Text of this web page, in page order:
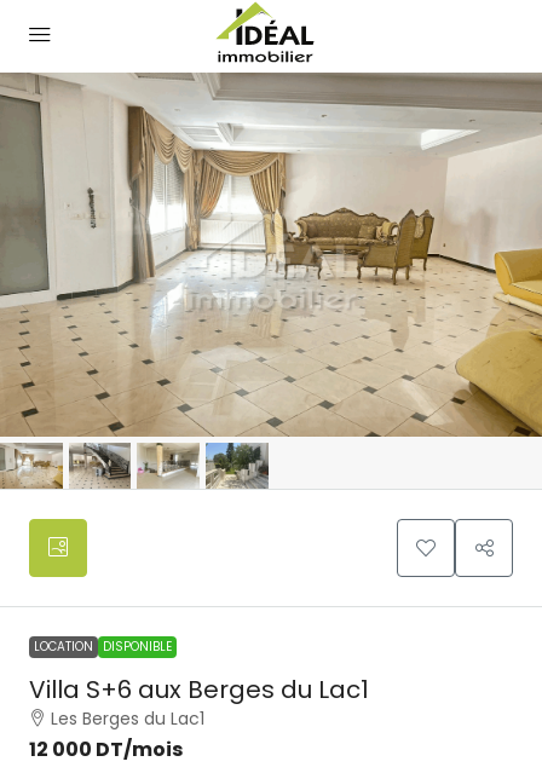
LOCATION DISPONIBLE
Villa S+6 aux Berges du Lac1
Les Berges du Lac1
12 000 DT/mois